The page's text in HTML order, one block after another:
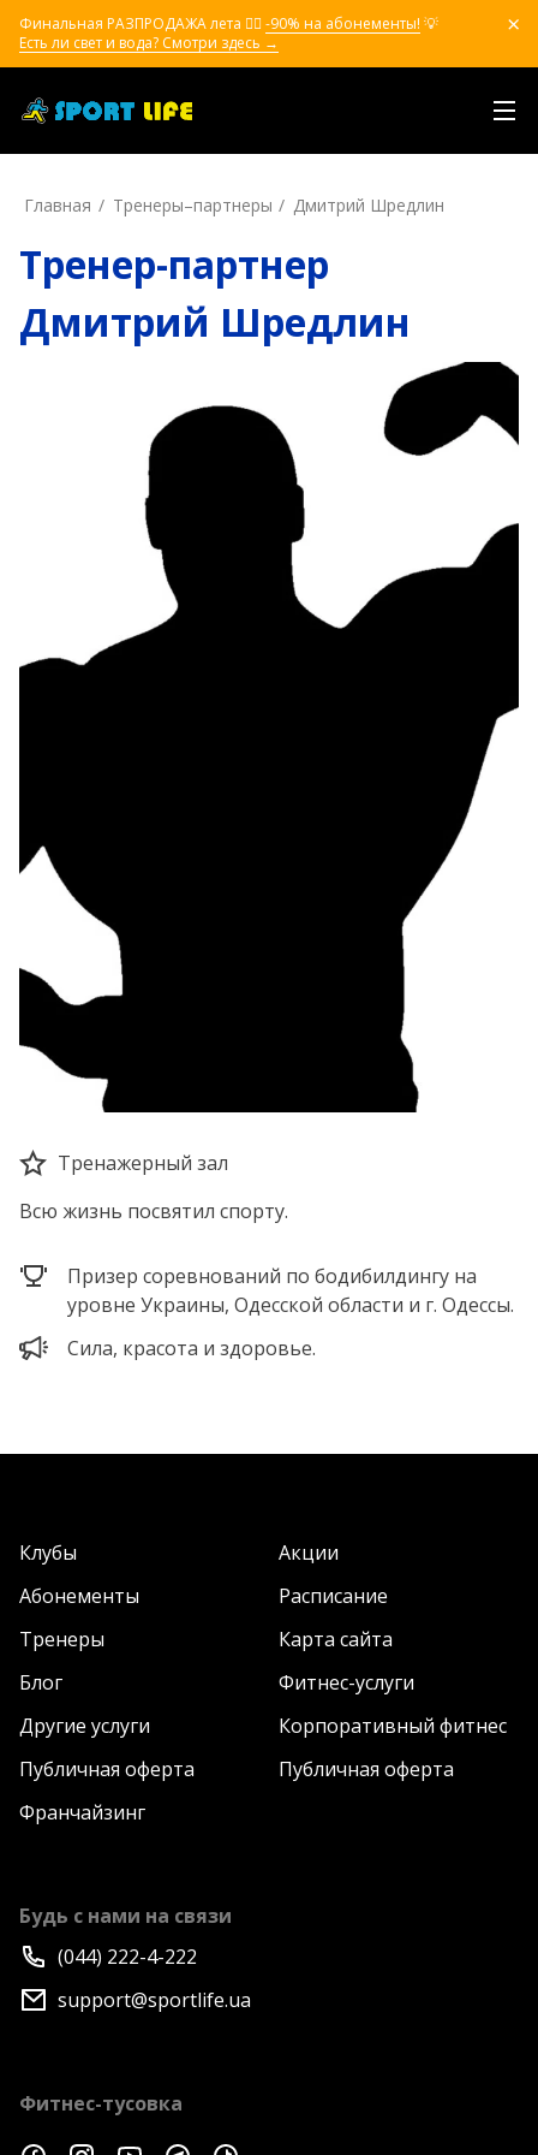
Финальная РАЗПРОДАЖА лета ❤️‍🔥 -90% на абонементы! 💡
Есть ли свет и вода? Смотри здесь →
Главная Тренеры–пapтнepы Дмитрий Шредлин
Тренер-партнер
Дмитрий Шредлин
Тренажерный зал
Всю жизнь посвятил спорту.
Призер соревнований по бодибилдингу на
уровне Украины, Одесской области и г. Одессы.
Сила, красота и здоровье.
Клубы
Акции
Абонементы
Расписание
Тренеры
Карта сайта
Блог
Фитнес-услуги
Другие услуги
Корпоративный фитнес
Публичная оферта
Публичная оферта
Франчайзинг
Будь с нами на связи
(044) 222-4-222
support@sportlife.ua
Фитнес-тусовка